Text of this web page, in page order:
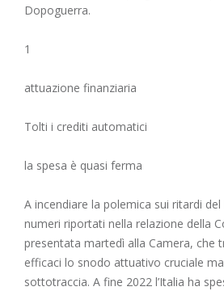
Dopoguerra.
1
attuazione finanziaria
Tolti i crediti automatici
la spesa è quasi ferma
A incendiare la polemica sui ritardi
numeri riportati nella relazione della
presentata martedì alla Camera, che
efficaci lo snodo attuativo cruciale
sottotraccia. A fine 2022 l’Italia ha